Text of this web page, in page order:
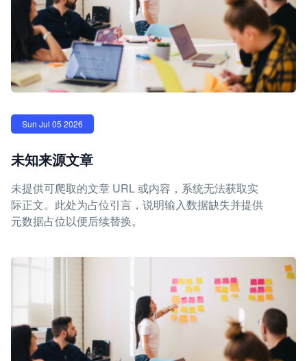
Sun Jul 05 2026
未知来源文章
未提供可爬取的文章 URL 或内容，系统无法获取实
际正文。此处为占位引言，说明输入数据缺失并提供
元数据占位以便后续替换。